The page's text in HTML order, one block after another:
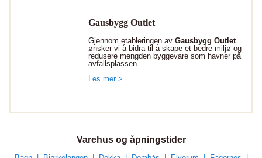
Gausbygg Outlet
Gjennom etableringen avGausbygg Outlet
ønsker vi å bidra til å skape et bedre miljø og
redusere mengden byggevare som havner på
avfallsplassen.
Les mer >
Varehus og åpningstider